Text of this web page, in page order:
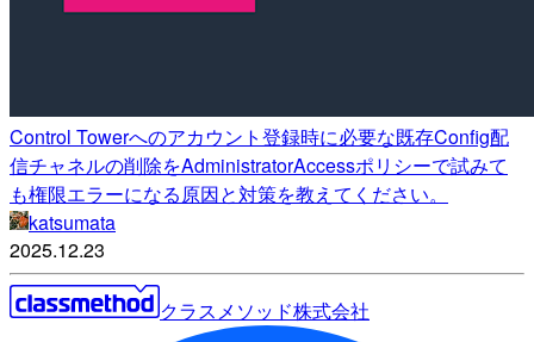
Control Towerへのアカウント登録時に必要な既存Config配
信チャネルの削除をAdministratorAccessポリシーで試みて
も権限エラーになる原因と対策を教えてください。
katsumata
2025.12.23
クラスメソッド株式会社